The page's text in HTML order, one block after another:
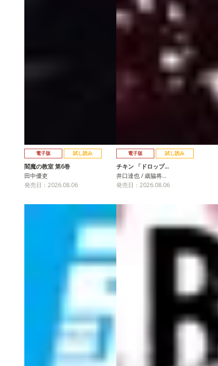
電子版 試し読み
閻魔の教室 第6巻
田中優吏
発売日：2026.08.06
電子版 試し読み
チキン 「ドロップ…
井口達也 / 歳脇将…
発売日：2026.08.06